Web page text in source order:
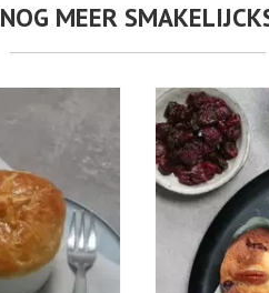
NOG MEER